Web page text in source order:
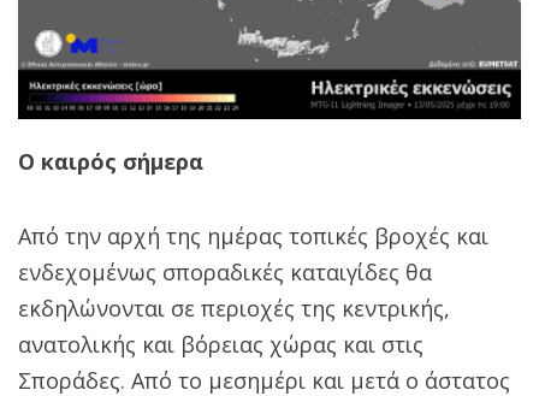
Ο καιρός σήμερα
Από την αρχή της ημέρας τοπικές βροχές και
ενδεχομένως σποραδικές καταιγίδες θα
εκδηλώνονται σε περιοχές της κεντρικής,
ανατολικής και βόρειας χώρας και στις
Σποράδες. Από το μεσημέρι και μετά ο άστατος